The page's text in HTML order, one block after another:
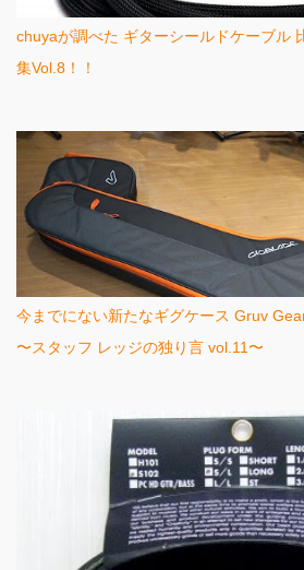
chuyaが調べた ギターシールドケーブル
集Vol.8！！
今までにない新たなギグケース Gruv
〜スタッフ レッジの独り言 vol.11〜